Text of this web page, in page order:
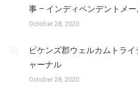
事 – インディペンデントメ
October 28, 2020
ピケンズ郡ウェルカムトラ
ャーナル
October 28, 2020